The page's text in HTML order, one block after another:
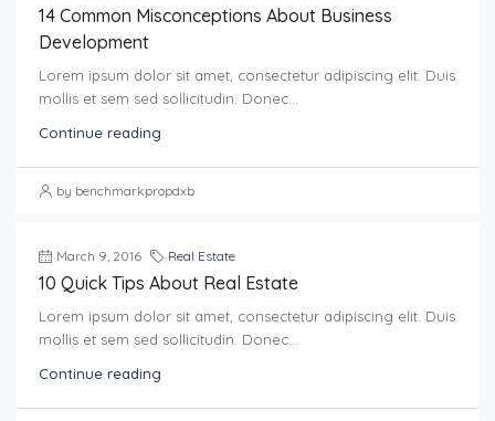
14 Common Misconceptions About Business
Development
Lorem ipsum dolor sit amet, consectetur adipiscing elit. Duis
mollis et sem sed sollicitudin. Donec...
Continue reading
by benchmarkpropdxb
March 9, 2016 Real Estate
10 Quick Tips About Real Estate
Lorem ipsum dolor sit amet, consectetur adipiscing elit. Duis
mollis et sem sed sollicitudin. Donec...
Continue reading